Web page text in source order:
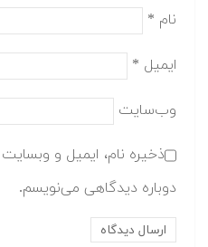
نام *
ایمیل *
وب‌سایت
ذخیره نام، ایمیل و
دوباره دیدگاهی می‌نویسم.